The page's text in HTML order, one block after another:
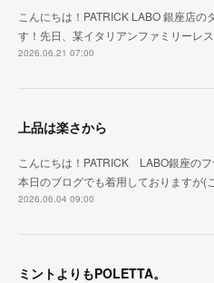
こんにちは！PATRICK LABO 銀座店の
す！先日、某イタリアンファミリーレ
2026.06.21 07:00
上品は楽さから
こんにちは！PATRICK LABO銀座のフ
本日のブログでも着用しておりますが(
2026.06.04 09:00
ミントよりもPOLETTA。